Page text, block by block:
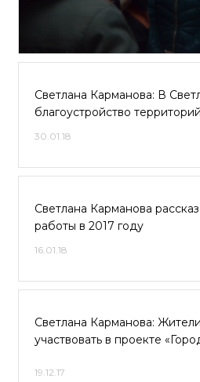
Светлана Карманова: В
благоустройство территорий
30.01.18
Светлана Карманова
работы в 2017 году
16.01.18
Светлана Карманова:
участвовать в проекте
19.12.17